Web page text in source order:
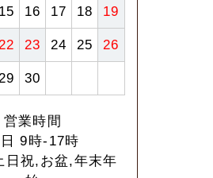
15 16 17 18 19
23 24 25 26
30
営業時間
9時-17時
日祝,お盆,年末年